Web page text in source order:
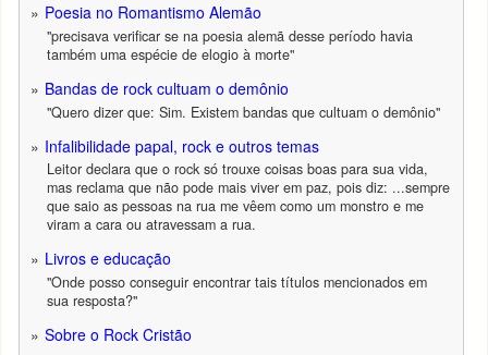
Poesia no Romantismo Alemão
"precisava verificar se na poesia alemã desse período havia
também uma espécie de elogio à morte"
Bandas de rock cultuam o demônio
"Quero dizer que: Sim. Existem bandas que cultuam o demônio"
Infalibilidade papal, rock e outros temas
Leitor declara que o rock só trouxe coisas boas para sua vida,
mas reclama que não pode mais viver em paz, pois diz: ...sempre
que saio as pessoas na rua me vêem como um monstro e me
viram a cara ou atravessam a rua.
Livros e educação
"Onde posso conseguir encontrar tais títulos mencionados em
sua resposta?"
Sobre o Rock Cristão